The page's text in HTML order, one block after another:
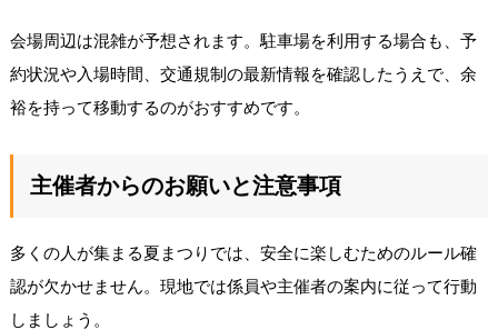
会場周辺は混雑が予想されます。駐車場を利用する場合も、予
約状況や入場時間、交通規制の最新情報を確認したうえで、余
裕を持って移動するのがおすすめです。
主催者からのお願いと注意事項
多くの人が集まる夏まつりでは、安全に楽しむためのルール確
認が欠かせません。現地では係員や主催者の案内に従って行動
しましょう。